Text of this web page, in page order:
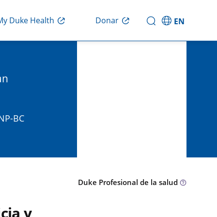
Duke Health Donar EN
BC
y
Duke Profesional de la salud